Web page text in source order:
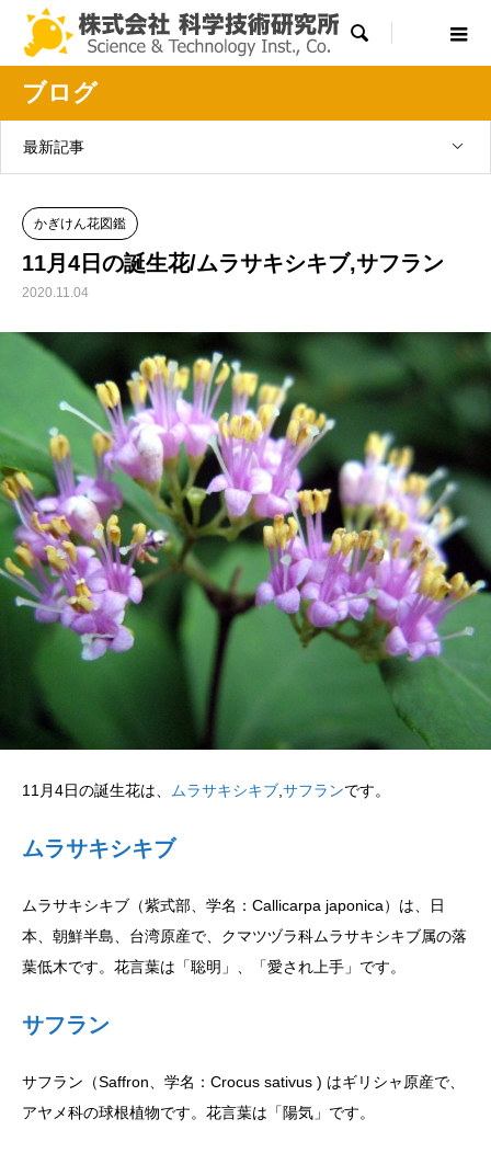

ブログ
最新記事
かぎけん花図鑑
11月4日の誕生花/ムラサキシキブ,サフラン
2020.11.04
11月4日の誕生花は、 ムラサキシキブ サフランです。
ムラサキシキブ
ムラサキシキブ（紫式部、学名：Callicarpa japonica）は、日
本、朝鮮半島、台湾原産で、クマツヅラ科ムラサキシキブ属の落
葉低木です。花言葉は「聡明」、「愛され上手」です。
サフラン
サフラン（Saffron、学名：Crocus sativus ) はギリシャ原産で、
アヤメ科の球根植物です。花言葉は「陽気」です。